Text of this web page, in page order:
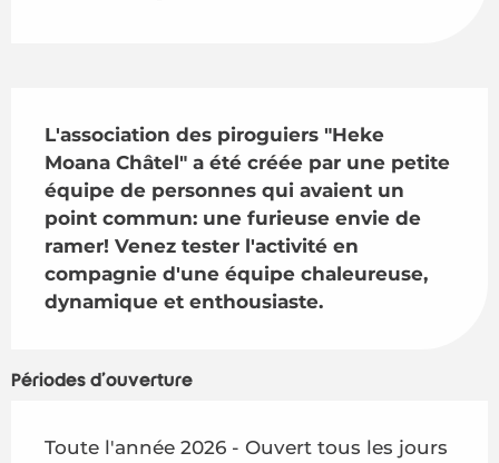
L'association des piroguiers "Heke
Moana Châtel" a été créée par une petite
équipe de personnes qui avaient un
point commun: une furieuse envie de
ramer! Venez tester l'activité en
compagnie d'une équipe chaleureuse,
dynamique et enthousiaste.
Périodes d'ouverture
Toute l'année 2026 - Ouvert tous les jours